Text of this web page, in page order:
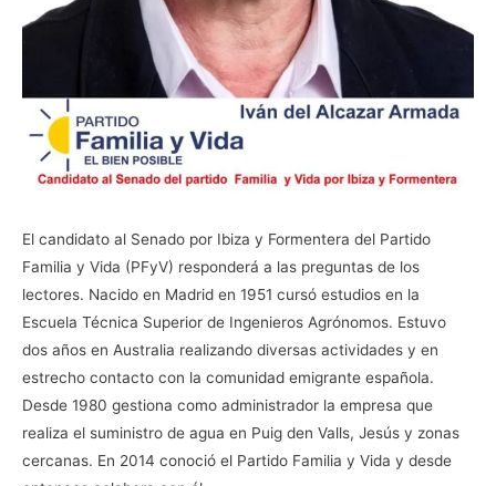
El candidato al Senado por Ibiza y Formentera del Partido
Familia y Vida (PFyV) responderá a las preguntas de los
lectores. Nacido en Madrid en 1951 cursó estudios en la
Escuela Técnica Superior de Ingenieros Agrónomos. Estuvo
dos años en Australia realizando diversas actividades y en
estrecho contacto con la comunidad emigrante española.
Desde 1980 gestiona como administrador la empresa que
realiza el suministro de agua en Puig den Valls, Jesús y zonas
cercanas. En 2014 conoció el Partido Familia y Vida y desde